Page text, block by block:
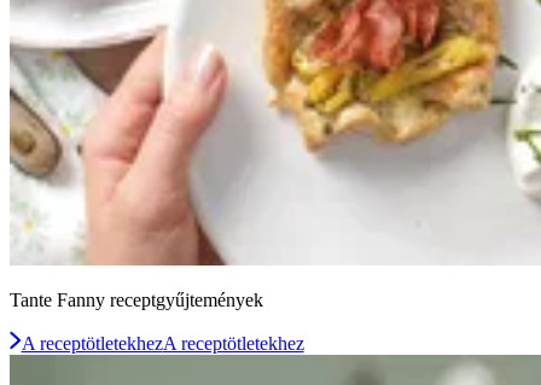
Tante Fanny receptgyűjtemények
A receptötletekhezA receptötletekhez